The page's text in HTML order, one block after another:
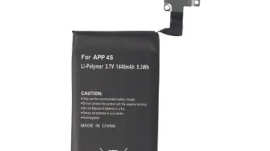
Sécurité des objets
TendancesObjets connectés
Connect Belgium